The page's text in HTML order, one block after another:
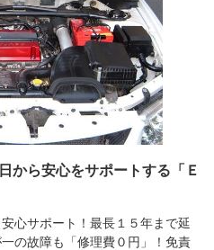
から安心をサポートする「Ｅ
心サポート！最長１５年まで延
の故障も「修理費０円」！免責